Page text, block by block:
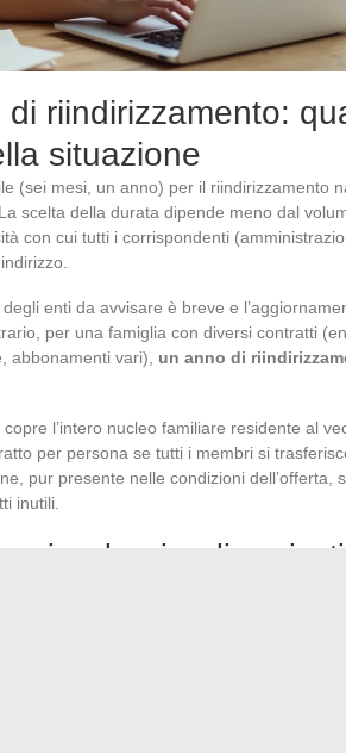
riindirizzamento:
situazione
(sei mesi, un anno) per il riindirizzamento
scelta della durata dipende meno dal
con cui tutti i corrispondenti
enti da avvisare è breve e
per una famiglia con diversi contratti
abbonamenti vari), un anno di
l’intero nucleo familiare residente al
per persona se tutti i membri si
pur presente nelle condizioni dell’offerta,
inutili.
vincoli